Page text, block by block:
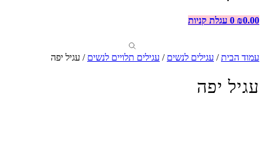
₪0.00
0 עגלת קניות
עמוד הבית/ עגילים לנשים / עגילים תלויים לנשים / עגיל יפה
עגיל יפה